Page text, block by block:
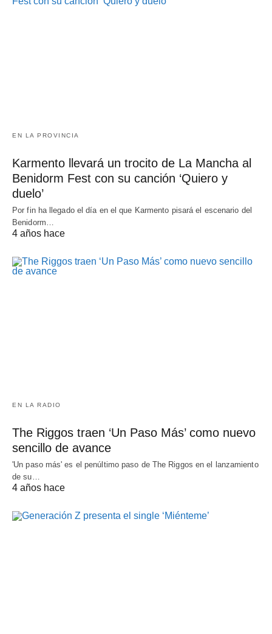
EN LA PROVINCIA
Karmento llevará un trocito de La Mancha al
Benidorm Fest con su canción ‘Quiero y
duelo’
Por fin ha llegado el día en el que Karmento pisará el escenario del
Benidorm…
4 años hace
EN LA RADIO
The Riggos traen ‘Un Paso Más’ como nuevo
sencillo de avance
'Un paso más' es el penúltimo paso de The Riggos en el lanzamiento
de su…
4 años hace